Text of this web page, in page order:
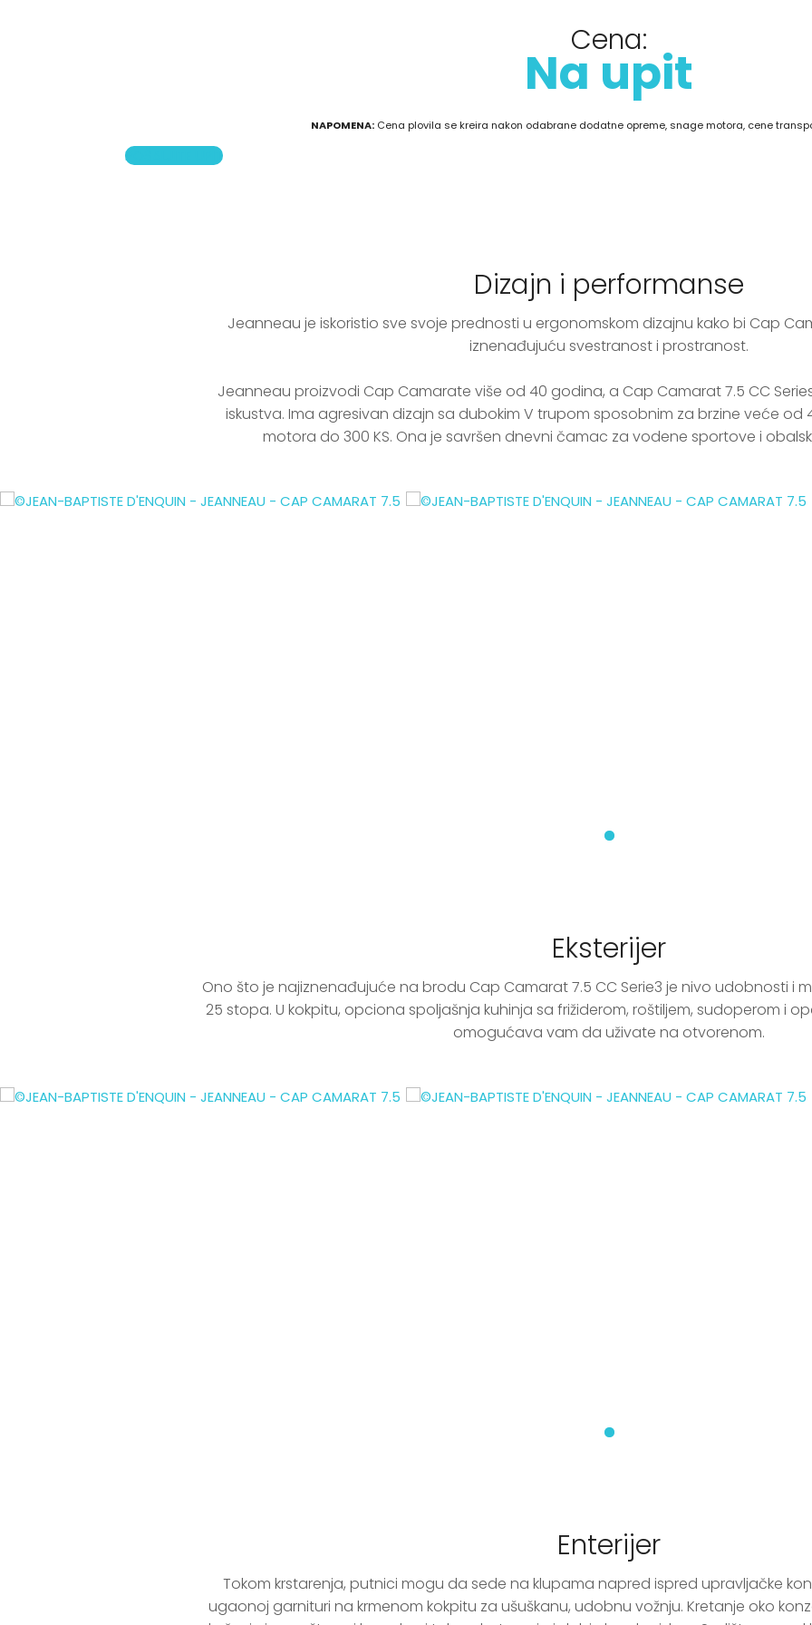
Cena:
Na upit
NAPOMENA:Cena plovila se kreira nakon odabrane dodatne opreme, snage motora, cene
POŠALJITE UPIT
Dizajn i performanse
Jeanneau je iskoristio sve svoje prednosti u ergonomskom dizajnu kako bi Cap
iznenađujuću svestranost i prostranost.
iskustva. Ima agresivan dizajn sa dubokim V trupom sposobnim za brzine veće
motora do 300 KS. Ona je savršen dnevni čamac za vodene sportove i
Eksterijer
Ono što je najiznenađujuće na brodu Cap Camarat 7.5 CC Serie3 je nivo udobnosti i
25 stopa. U kokpitu, opciona spoljašnja kuhinja sa frižiderom, roštiljem, sudoperom i
omogućava vam da uživate na otvorenom.
Enterijer
Tokom krstarenja, putnici mogu da sede na klupama napred ispred upravljačke
ugaonoj garnituri na krmenom kokpitu za ušuškanu, udobnu vožnju. Kretanje oko